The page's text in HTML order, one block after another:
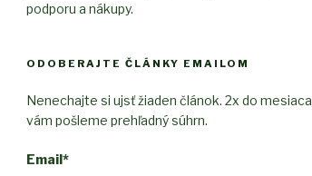
podporu a nákupy.
ODOBERAJTE ČLÁNKY EMAILOM
Nenechajte si ujsť žiaden článok. 2x do mesiaca
vám pošleme prehľadný súhrn.
Email*